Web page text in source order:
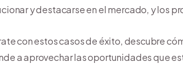
y destacarse en el mercado, y los
con estos casos de éxito, descubre
a aprovechar las oportunidades que